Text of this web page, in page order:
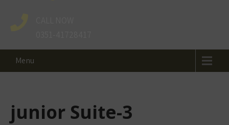
Menu
junior Suite-3